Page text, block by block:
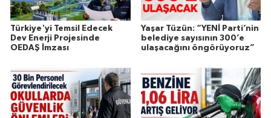
Türkiye'yi Temsil Edecek
Dev Enerji Projesinde
OEDAŞ İmzası
Yaşar Tüzün: “YENİ Parti’nin
belediye sayısının 300’e
ulaşacağını öngörüyoruz”